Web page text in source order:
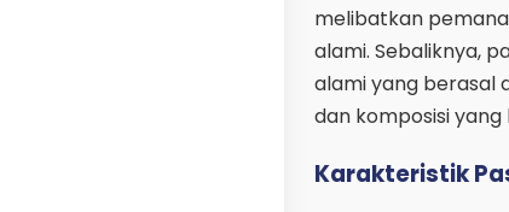
melibatkan
alami. Sebaliknya,
alami yang berasal
dan komposisi
Karakteristik